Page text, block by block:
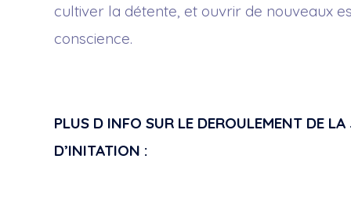
cultiver la détente, et ouvrir de nouveaux
conscience.
PLUS D INFO SUR LE DEROULEMENT DE
D’INITATION :